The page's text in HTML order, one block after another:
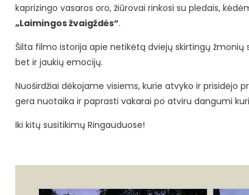
kaprizingo vasaros oro, žiūrovai rinkosi su pledais,
„Laimingos žvaigždės“.
Šilta filmo istorija apie netikėtą dviejų skirtingų
bet ir jaukių emocijų.
Nuoširdžiai dėkojame visiems, kurie atvyko ir prisidėjo
gera nuotaika ir paprasti vakarai po atviru dangumi
Iki kitų susitikimų Ringauduose!